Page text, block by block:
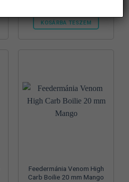
KOSÁRBA TESZEM
Feedermánia Venom High
Carb Boilie 20 mm Mango